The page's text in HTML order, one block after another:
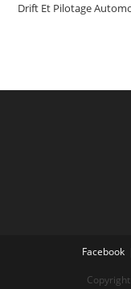
Drift Et Pilotage
Facebook